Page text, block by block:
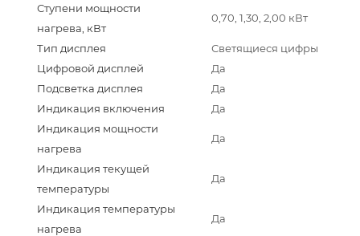
Ступени мощности
нагрева, кВт
0,70, 1,30, 2,00 кВт
Тип дисплея
Светящиеся цифры
Цифровой дисплей
Да
Подсветка дисплея
Да
Индикация включения
Да
Индикация мощности
нагрева
Да
Индикация текущей
температуры
Да
Индикация температуры
нагрева
Да